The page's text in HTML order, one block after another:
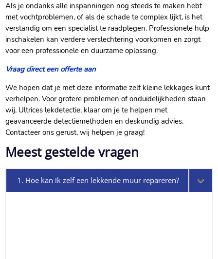
Als je ondanks alle inspanningen nog steeds te maken hebt
met vochtproblemen, of als de schade te complex lijkt, is het
verstandig om een specialist te raadplegen.​ Professionele hulp
inschakelen kan verdere verslechtering voorkomen en zorgt
voor een professionele en duurzame oplossing.​
Vraag direct een offerte aan
We hopen dat je met deze informatie zelf kleine lekkages kunt
verhelpen.​ Voor grotere problemen of onduidelijkheden staan
wij, Ultrices lekdetectie, klaar om je te helpen met
geavanceerde detectiemethoden en deskundig advies.​
Contacteer ons gerust, wij helpen je graag!
Meest gestelde vragen
1. Hoe kan ik zelf een lekkende muur repareren?